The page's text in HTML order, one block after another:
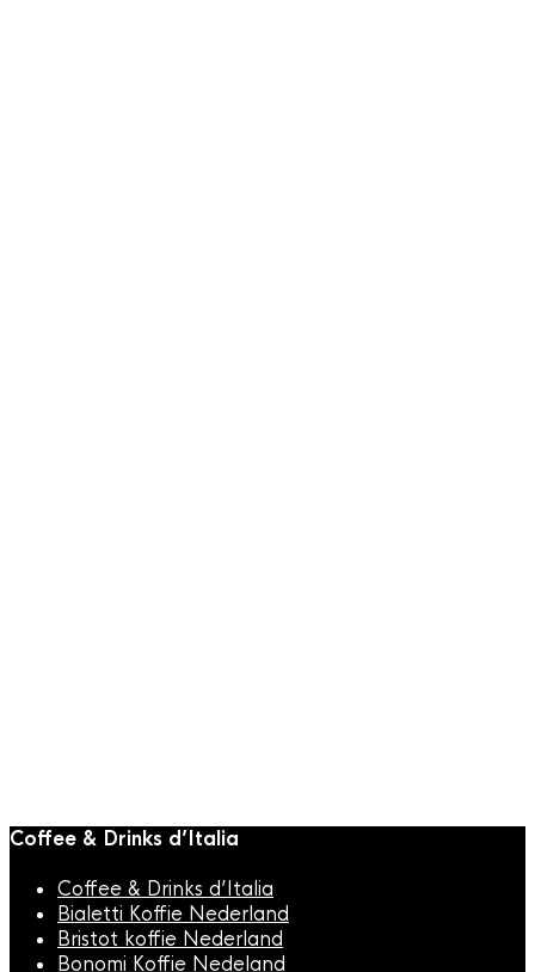
Coffee & Drinks d’Italia
Coffee & Drinks d’Italia
Bialetti Koffie Nederland
Bristot koffie Nederland
Bonomi Koffie Nedeland